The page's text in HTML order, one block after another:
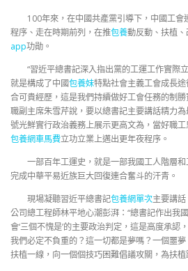
100年來，在中國共產黨引導下，中國工會
程序、走在時期前列，在推包養動反動、扶植
app功勛。
“習近平總書記深入指出黨的工運工作實際立
就是構成了中國包養妹特點社會主義工會成長途
合可貴經歷，這是我們持續做好工會任務的制勝
職副主席朱雪芹說，要以總書記主要講話精力為
號光鮮實行政治義務上展示更高文為，當好職
包養網車馬費立功立業上邁出更年夜程序。
一部百年工運史，就是一部我國工人階層和
完成中華平易近族巨大回復連合奮斗的汗青。
現場凝聽習近平總書記包養網單次主要講
公司總工程師林平地心潮彭湃：“總書記作出我
會‘三個不愧是’的主要政治判定，這是高度承認
我們必定不負重的？這一切都是夢嗎？一個噩
扶植一線，向一個個技巧困難倡議攻關，為扶